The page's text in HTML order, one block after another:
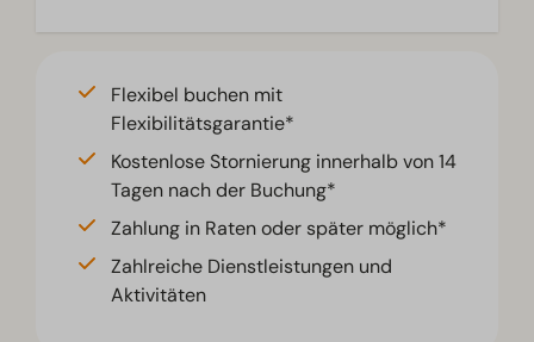
Flexibel buchen mit
Flexibilitätsgarantie*
Kostenlose Stornierung innerhalb von 14
Tagen nach der Buchung*
Zahlung in Raten oder später möglich*
Zahlreiche Dienstleistungen und
Aktivitäten